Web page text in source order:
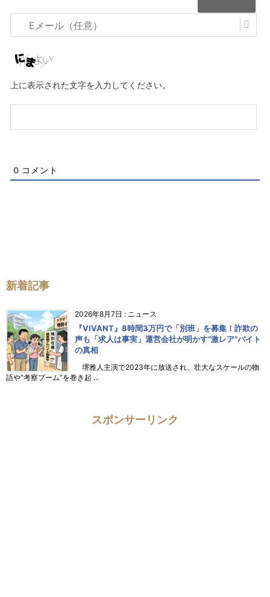
メ
ー
ル
意）
上に表示された文字を入力してください。
0 コメント
新着記事
2026年8月7日 : ニュース
『VIVANT』8時間3万円で「別班」を募集！詐欺の
声も「求人は事実」運営会社が明かす“激レア”バイト
の真相
堺雅人主演で2023年に放送され、壮大なスケールの物
語や“考察ブーム”を巻き起 ...
スポンサーリンク